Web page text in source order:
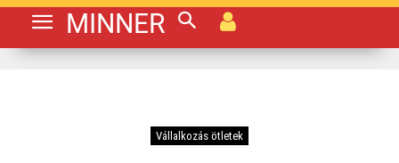
MINNER
Vállalkozás ötletek